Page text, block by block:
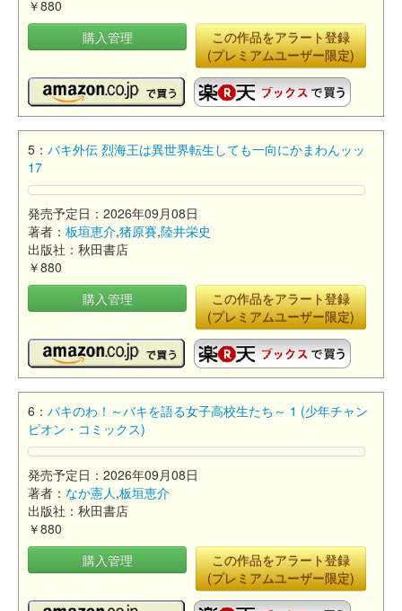
￥880
購入管理
この作品をアラート登録
(プレミアムユーザー限定)
5： バキ外伝 烈海王は異世界転生しても一向にかまわんッッ
17
発売予定日：2026年09月08日
著者： 板垣恵介,猪原賽,陸井栄史
出版社：秋田書店
￥880
購入管理
この作品をアラート登録
(プレミアムユーザー限定)
6： バキのわ！～バキを語る女子高校生たち～ 1 (少年チャン
ピオン・コミックス)
発売予定日：2026年09月08日
著者： なか憲人,板垣恵介
出版社：秋田書店
￥880
購入管理
この作品をアラート登録
(プレミアムユーザー限定)